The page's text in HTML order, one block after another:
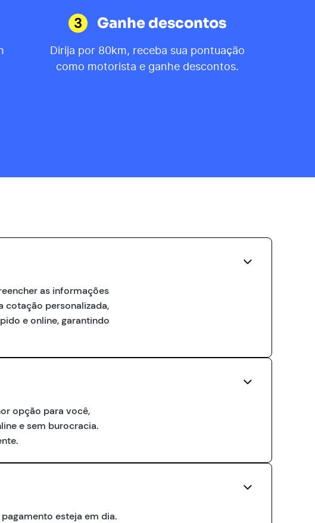
3 Ganhe descontos
Dirija por 80km, receba sua pontuação
como motorista e ganhe descontos.
as informações
cotação personalizada,
e online, garantindo
opção para você,
e sem burocracia.
esteja em dia.